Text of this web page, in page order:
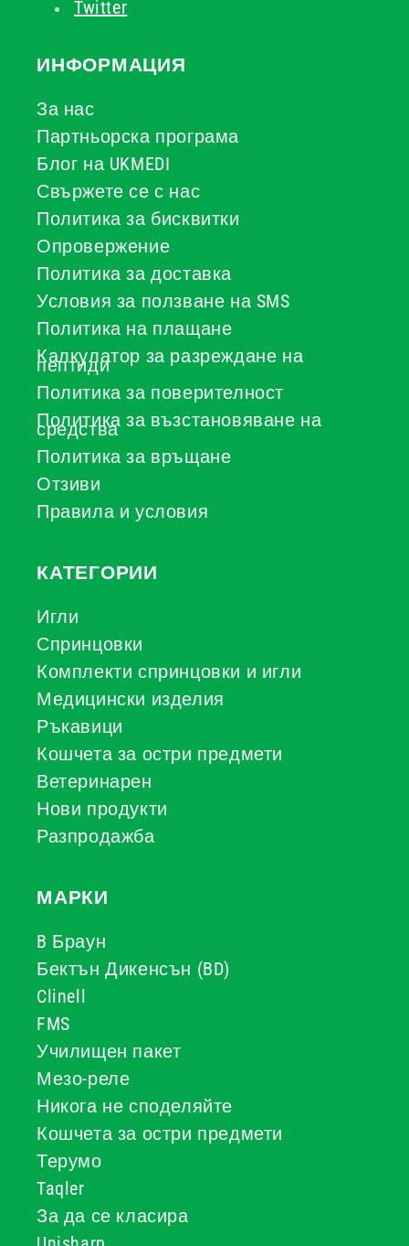
Twitter
ИНФОРМАЦИЯ
За нас
Партньорска програма
Блог на UKMEDI
Свържете се с нас
Политика за бисквитки
Опровержение
Политика за доставка
Условия за ползване на SMS
Политика на плащане
Калкулатор за разреждане на
пептиди
Политика за поверителност
Политика за възстановяване на
средства
Политика за връщане
Отзиви
Правила и условия
КАТЕГОРИИ
Игли
Спринцовки
Комплекти спринцовки и игли
Медицински изделия
Ръкавици
Кошчета за остри предмети
Ветеринарен
Нови продукти
Разпродажба
МАРКИ
B Браун
Бектън Дикенсън (BD)
Clinell
FMS
Училищен пакет
Мезо-реле
Никога не споделяйте
Кошчета за остри предмети
Терумо
Taqler
За да се класира